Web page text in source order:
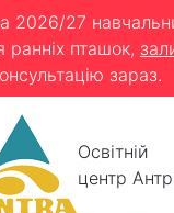
2026/27
пташок,
зараз.
Освітній
центр